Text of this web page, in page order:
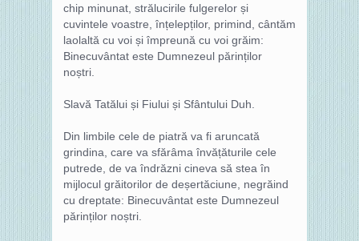
chip minunat, strălucirile fulgerelor și
cuvintele voastre, înțelepților, primind, cântăm
laolaltă cu voi și împreună cu voi grăim:
Binecuvântat este Dumnezeul părinților
noștri.
Slavă Tatălui și Fiului și Sfântului Duh.
Din limbile cele de piatră va fi aruncată
grindina, care va sfărâma învățăturile cele
putrede, de va îndrăzni cineva să stea în
mijlocul grăitorilor de deșertăciune, negrăind
cu dreptate: Binecuvântat este Dumnezeul
părinților noștri.